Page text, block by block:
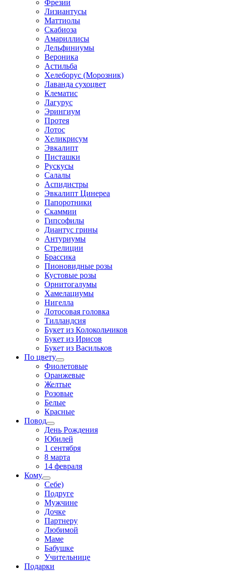
Фрезии
Лизиантусы
Маттиолы
Скабиоза
Амариллисы
Дельфиниумы
Вероника
Астильба
Хелеборус (Морозник)
Лаванда сухоцвет
Клематис
Лагурус
Эрингиум
Протея
Лотос
Хеликрисум
Эвкалипт
Писташки
Рускусы
Салалы
Аспидистры
Эвкалипт Цинереа
Папоротники
Скаммии
Гипсофилы
Диантус грины
Антуриумы
Стрелиции
Брассика
Пионовидные розы
Кустовые розы
Орнитогалумы
Хамелациумы
Нигелла
Лотосовая головка
Тилландсия
Букет из Колокольчиков
Букет из Ирисов
Букет из Васильков
По цвету
Фиолетовые
Оранжевые
Желтые
Розовые
Белые
Красные
Повод
День Рождения
Юбилей
1 сентября
8 марта
14 февраля
Кому
Себе)
Подруге
Мужчине
Дочке
Партнеру
Любимой
Маме
Бабушке
Учительнице
Подарки